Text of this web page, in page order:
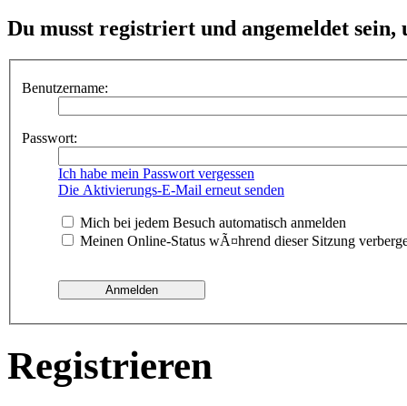
Du musst registriert und angemeldet
Benutzername:
Passwort:
Ich habe mein Passwort vergessen
Die Aktivierungs-E-Mail erneut senden
Mich bei jedem Besuch automatisch anmelden
Meinen Online-Status wÃ¤hrend dieser Sitzung
Registrieren